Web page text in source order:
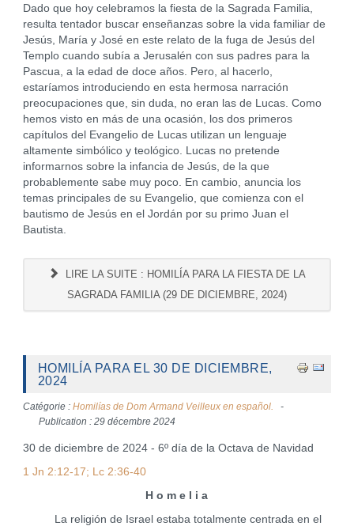
Dado que hoy celebramos la fiesta de la Sagrada Familia,
resulta tentador buscar enseñanzas sobre la vida familiar de
Jesús, María y José en este relato de la fuga de Jesús del
Templo cuando subía a Jerusalén con sus padres para la
Pascua, a la edad de doce años. Pero, al hacerlo,
estaríamos introduciendo en esta hermosa narración
preocupaciones que, sin duda, no eran las de Lucas. Como
hemos visto en más de una ocasión, los dos primeros
capítulos del Evangelio de Lucas utilizan un lenguaje
altamente simbólico y teológico. Lucas no pretende
informarnos sobre la infancia de Jesús, de la que
probablemente sabe muy poco. En cambio, anuncia los
temas principales de su Evangelio, que comienza con el
bautismo de Jesús en el Jordán por su primo Juan el
Bautista.
LIRE LA SUITE : HOMILÍA PARA LA FIESTA DE LA
SAGRADA FAMILIA (29 DE DICIEMBRE, 2024)
HOMILÍA PARA EL 30 DE DICIEMBRE,
2024
Catégorie : Homilías de Dom Armand Veilleux en español.
Publication : 29 décembre 2024
30 de diciembre de 2024 - 6º día de la Octava de Navidad
1 Jn 2:12-17; Lc 2:36-40
H o m e l i a
La religión de Israel estaba totalmente centrada en el